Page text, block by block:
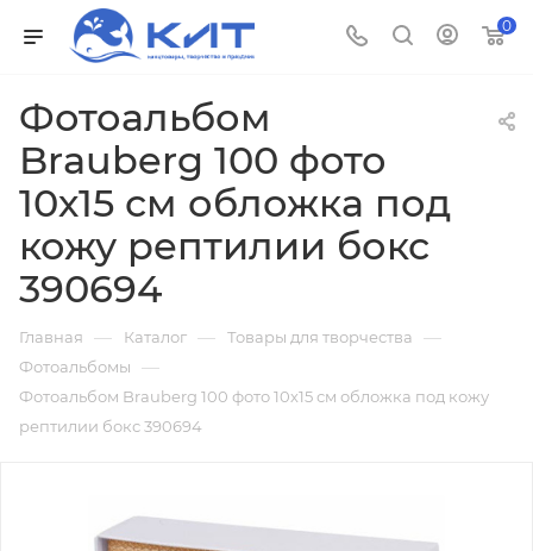
0
Фотоальбом
Brauberg 100 фото
10х15 см обложка под
кожу рептилии бокс
390694
Главная — Каталог — Товары для творчества —
Фотоальбомы —
Фотоальбом Brauberg 100 фото 10х15 см обложка под кожу
рептилии бокс 390694